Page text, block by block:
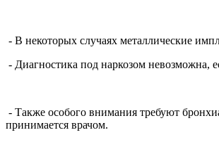
- В некоторых случаях металлические
- Диагностика под наркозом невозможна,
- Также особого внимания требуют
принимается врачом.